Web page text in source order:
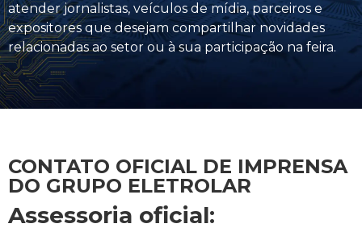
atender jornalistas, veículos de mídia, parceiros e
expositores que desejam compartilhar novidades
relacionadas ao setor ou à sua participação na feira.
CONTATO OFICIAL DE IMPRENSA
DO GRUPO ELETROLAR
Assessoria oficial: